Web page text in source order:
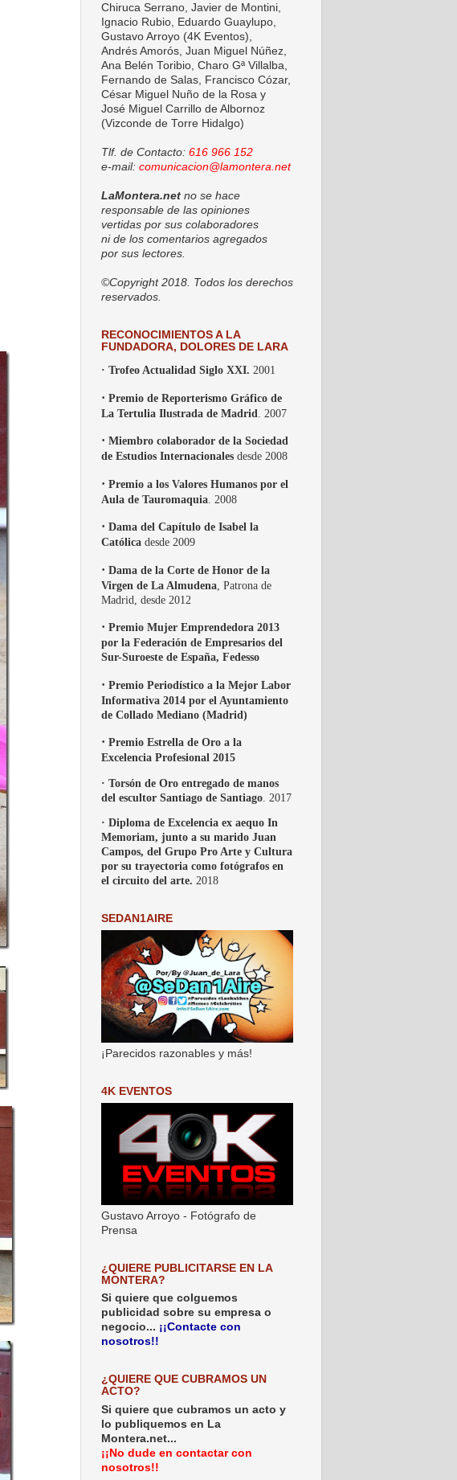
Chiruca Serrano, Javier de Montini,
Ignacio Rubio, Eduardo Guaylupo,
Gustavo Arroyo (4K Eventos),
Andrés Amorós, Juan Miguel Núñez,
Ana Belén Toribio, Charo Gª Villalba,
Fernando de Salas, Francisco Cózar,
César Miguel Nuño de la Rosa y
José Miguel Carrillo de Albornoz
(Vizconde de Torre Hidalgo)
Tlf. de Contacto: 616 966 152
e-mail: comunicacion@lamontera.net
LaMontera.net no se hace
responsable de las opiniones
vertidas por sus colaboradores
ni de los comentarios agregados
por sus lectores.
©Copyright 2018. Todos los derechos
reservados.
RECONOCIMIENTOS A LA
FUNDADORA, DOLORES DE LARA
· Trofeo Actualidad Siglo XXI. 2001
· Premio de Reporterismo Gráfico de
La Tertulia Ilustrada de Madrid . 2007
· Miembro colaborador de la Sociedad
de Estudios Internacionales desde 2008
· Premio a los Valores Humanos por el
Aula de Tauromaquia . 2008
· Dama del Capítulo de Isabel la
Católica desde 2009
· Dama de la Corte de Honor de la
Virgen de La Almudena , Patrona de
Madrid, desde 2012
· Premio Mujer Emprendedora 2013
por la Federación de Empresarios del
Sur-Suroeste de España, Fedesso
· Premio Periodístico a la Mejor Labor
Informativa 2014 por el Ayuntamiento
de Collado Mediano (Madrid)
· Premio Estrella de Oro a la
Excelencia Profesional 2015
· Torsón de Oro entregado de manos
del escultor Santiago de Santiago . 2017
· Diploma de Excelencia ex aequo In
Memoriam, junto a su marido Juan
Campos, del Grupo Pro Arte y Cultura
por su trayectoria como fotógrafos en
el circuito del arte. 2018
SEDAN1AIRE
¡Parecidos razonables y más!
4K EVENTOS
Gustavo Arroyo - Fotógrafo de
Prensa
¿QUIERE PUBLICITARSE EN LA
MONTERA?
Si quiere que colguemos
publicidad sobre su empresa o
negocio... ¡¡Contacte con
nosotros!!
¿QUIERE QUE CUBRAMOS UN
ACTO?
Si quiere que cubramos un acto y
lo publiquemos en La
Montera.net...
¡¡No dude en contactar con
nosotros!!